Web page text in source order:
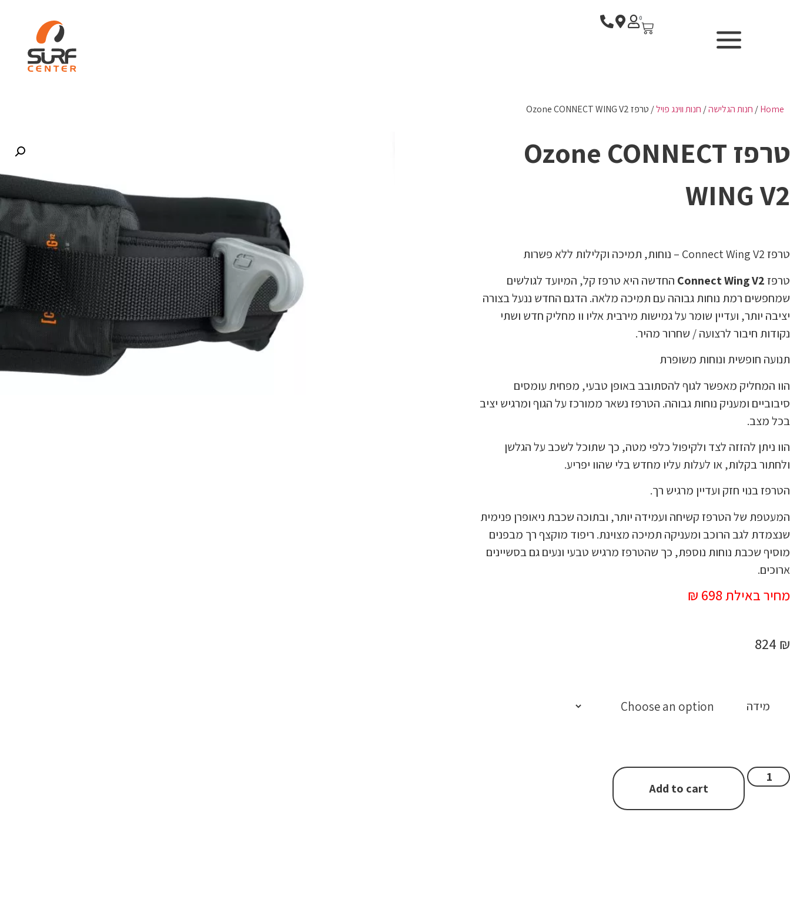
SURF CENTER - בית ספר
לגלישה
חנות הגלישה
WIND & CAMERA
החשבון שלי
סל קניות
ביגוד ואביזרים קורסים
0
Home
/ חנות הגלישה/ חנות ווינג פויל/ טרפז Ozone CONNECT WING V2
טרפז Ozone CONNECT
WING V2
טרפז Connect Wing V2 – נוחות, תמיכה וקלילות ללא פשרות
טרפז Connect Wing V2 החדשה היא טרפז קל, המיועד לגולשים
שמחפשים רמת נוחות גבוהה עם תמיכה מלאה. הדגם החדש ננעל בצורה
יציבה יותר, ועדיין שומר על גמישות מירבית אליו וו מחליק חדש ושתי
נקודות חיבור לרצועה / שחרור מהיר.
תנועה חופשית ונוחות משופרת
הוו המחליק מאפשר לגוף להסתובב באופן טבעי, מפחית עומסים
סיבוביים ומעניק נוחות גבוהה. הטרפז נשאר ממורכז על הגוף ומרגיש יציב
בכל מצב.
הוו ניתן להזזה לצד ולקיפול כלפי מטה, כך שתוכל לשכב על הגלשן
ולחתור בקלות, או לעלות עליו מחדש בלי שהוו יפריע.
הטרפז בנוי חזק ועדיין מרגיש רך.
המעטפת של הטרפז קשיחה ועמידה יותר, ובתוכה שכבת ניאופרן פנימית
שנצמדת לגב הרוכב ומעניקה תמיכה מצוינת. ריפוד מוקצף רך מבפנים
מוסיף שכבת נוחות נוספת, כך שהטרפז מרגיש טבעי ונעים גם בסשיינים
ארוכים.
מחיר באילת 698 ₪
824 ₪
מידה
Add to cart